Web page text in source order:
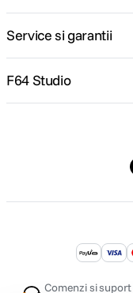
Service si garantii
F64 Studio
Comenzi si suport